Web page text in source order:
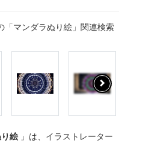
「マンダラぬり絵」関連検索
絵」は、イラストレーター